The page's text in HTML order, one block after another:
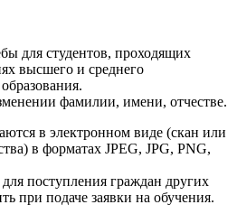
для студентов, проходящих
высшего и среднего
фамилии, имени, отчестве.
в электронном виде (скан или
в форматах JPEG, JPG, PNG,
поступления граждан других
при подаче заявки на обучения.